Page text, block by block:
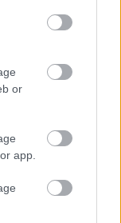
or
app.κάτω από 2
της